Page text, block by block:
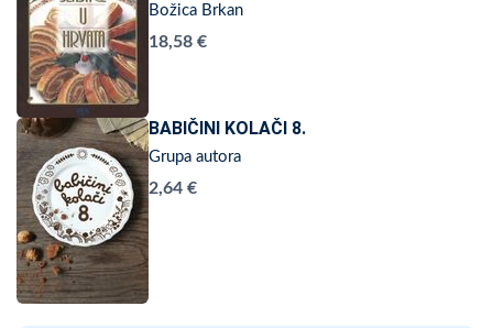
Božica Brkan
18,58 €
BABIČINI KOLAČI 8.
Grupa autora
2,64 €